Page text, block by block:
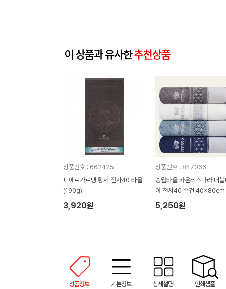
이 상품과 유사한추천상품
상품번호 : 662425
피에르가르뎅 황제 전사40 타올
(190g)
3,920원
상품번호 : 847066
송월타올 카운테스마라 더
아 전사40 수건 40x80cm
0g 뱀부얀 30수
5,250원
상품정보 기본정보 상세설명 인쇄샘플